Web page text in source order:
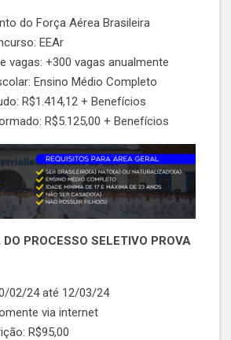
do Força Aérea Brasileira
EEAr
vagas: +300 vagas anualmente
Ensino Médio Completo
R$1.414,12 + Benefícios
R$5.125,00 + Benefícios
PROCESSO SELETIVO PROVA
02/24 até 12/03/24
via internet
R$95,00